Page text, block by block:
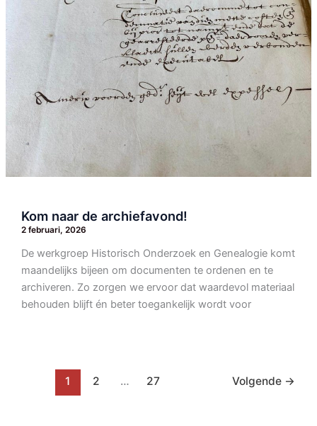
Kom naar de archiefavond!
2 februari, 2026
De werkgroep Historisch Onderzoek en Genealogie komt
maandelijks bijeen om documenten te ordenen en te
archiveren. Zo zorgen we ervoor dat waardevol materiaal
behouden blijft én beter toegankelijk wordt voor
1 2 … 27 Volgende →